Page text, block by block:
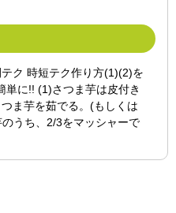
ク 時短テク作り方(1)(2)を
単に!! (1)さつま芋は皮付き
ま芋を茹でる。(もしくは
うち、2/3をマッシャーで